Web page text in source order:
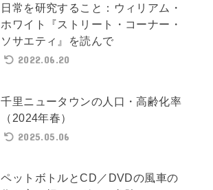
日常を研究すること：ウィリアム・
ホワイト『ストリート・コーナー・
ソサエティ』を読んで
2022.06.20
千里ニュータウンの人口・高齢化率
（2024年春）
2025.05.06
ペットボトルとCD／DVDの風車の